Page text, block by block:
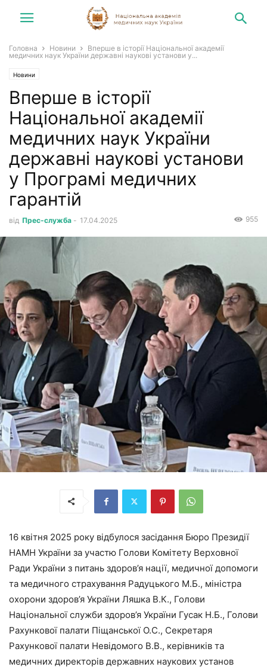
Головна Новини
Вперше в історії Національної академії
медичних наук України державні наукові установи у...
Новини
Вперше в історії
Національної академії
медичних наук України
державні наукові установи
у Програмі медичних
гарантій
від Прес-служба - 17.04.2025 955
16 квітня 2025 року відбулося засідання Бюро Президії
НАМН України за участю Голови Комітету Верховної
Ради України з питань здоров’я нації, медичної допомоги
та медичного страхування Радуцького М.Б., міністра
охорони здоров’я України Ляшка В.К., Голови
Національної служби здоров’я України Гусак Н.Б., Голови
Рахункової палати Піщанської О.С., Секретаря
Рахункової палати Невідомого В.В., керівників та
медичних директорів державних наукових установ